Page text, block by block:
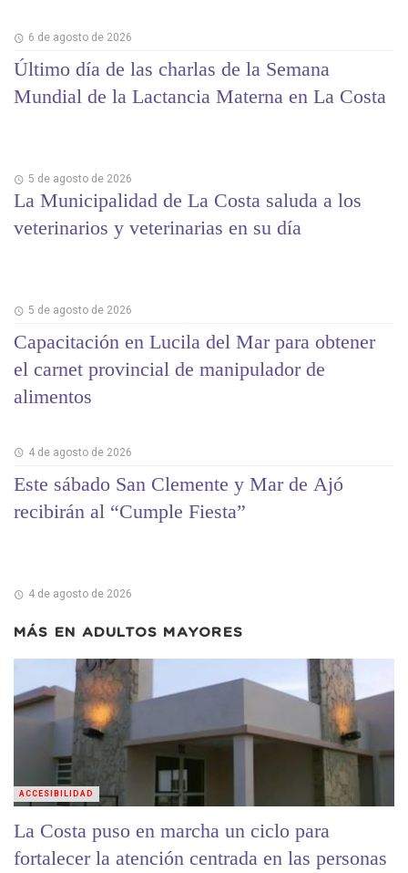
6 de agosto de 2026
Último día de las charlas de la Semana
Mundial de la Lactancia Materna en La Costa
5 de agosto de 2026
La Municipalidad de La Costa saluda a los
veterinarios y veterinarias en su día
5 de agosto de 2026
Capacitación en Lucila del Mar para obtener
el carnet provincial de manipulador de
alimentos
4 de agosto de 2026
Este sábado San Clemente y Mar de Ajó
recibirán al “Cumple Fiesta”
4 de agosto de 2026
MÁS EN ADULTOS MAYORES
La Costa puso en marcha un ciclo para
fortalecer la atención centrada en las personas
ACCESIBILIDAD